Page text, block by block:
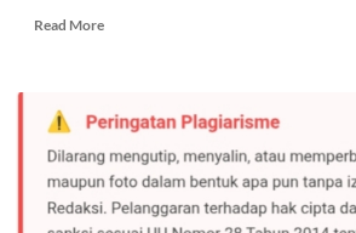
Read MoreRead
for
‘angel’
who
held
me